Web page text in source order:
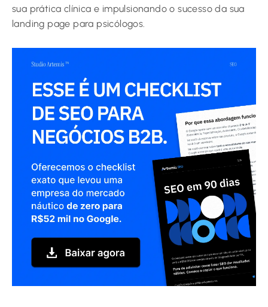
sua prática clínica e impulsionando o sucesso da sua
landing page para psicólogos.